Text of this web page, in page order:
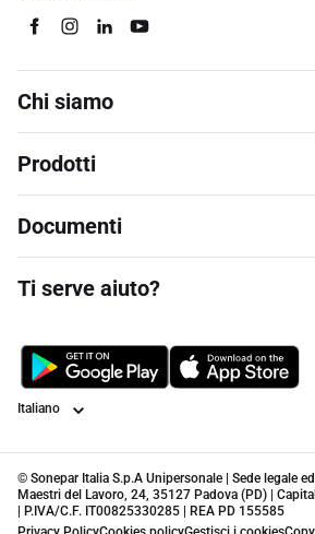
Chi siamo
Prodotti
Documenti
Ti serve aiuto?
Lingua
© Sonepar Italia S.p.A Unipersonale | Sede legale
Maestri del Lavoro, 24, 35127 Padova (PD) |
| P.IVA/C.F. IT00825330285 | REA PD 155585